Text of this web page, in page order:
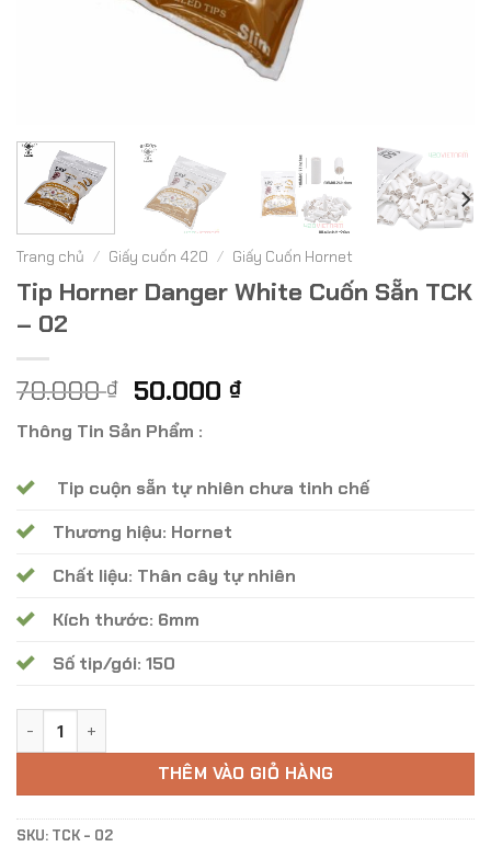
Trang chủ / Giấy cuốn 420 / Giấy Cuốn Hornet
Tip Horner Danger White Cuốn Sẵn TCK
– 02
70.000₫ Giá
gốc
là:
50.000 ₫Giá
50.000 ₫.
Thông Tin Sản Phẩm :
Tip cuộn sẵn tự nhiên chưa tinh chế
Thương hiệu: Hornet
Chất liệu: Thân cây tự nhiên
Kích thước: 6mm
Số tip/gói: 150
THÊM VÀO GIỎ HÀNG
SKU: TCK - 02